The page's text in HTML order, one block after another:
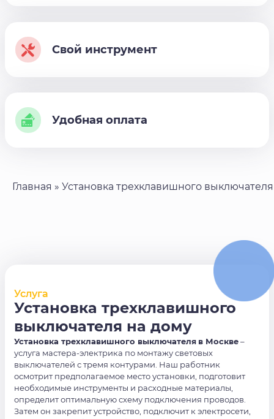
Свой инструмент
Удобная оплата
Главная » Установка трехклавишного выключателя
Услуга
Установка трехклавишного
выключателя на дому
Установка трехклавишного выключателя в Москве–
услуга мастера-электрика по монтажу световых
выключателей с тремя контурами. Наш работник
осмотрит предполагаемое место установки, подготовит
необходимые инструменты и расходные материалы,
определит оптимальную схему подключения проводов.
Затем он закрепит устройство, подключит к электросети,